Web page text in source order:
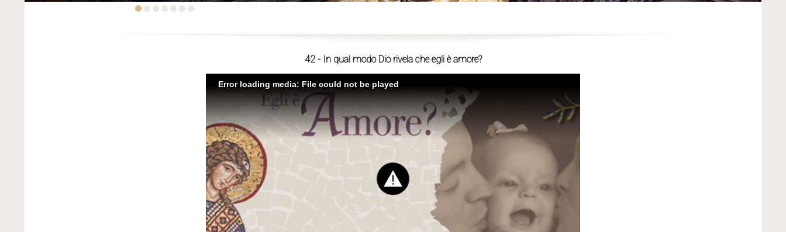
42 - In qual modo Dio rivela che egli è amore?
Error loading media: File could not be played